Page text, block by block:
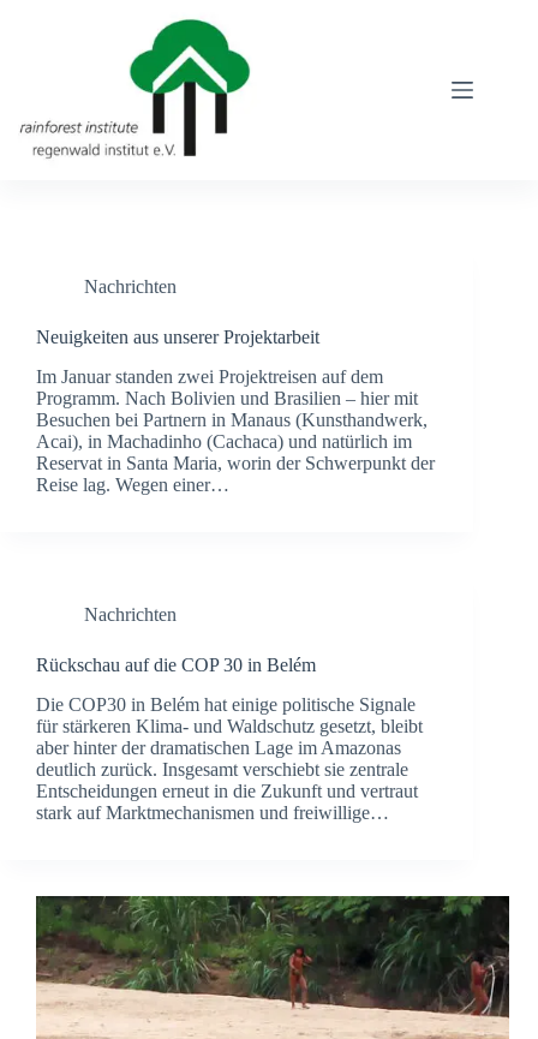
Nachrichten
Neuigkeiten aus unserer Projektarbeit
Im Januar standen zwei Projektreisen auf dem
Programm. Nach Bolivien und Brasilien – hier mit
Besuchen bei Partnern in Manaus (Kunsthandwerk,
Acai), in Machadinho (Cachaca) und natürlich im
Reservat in Santa Maria, worin der Schwerpunkt der
Reise lag. Wegen einer…
Nachrichten
Rückschau auf die COP 30 in Belém
Die COP30 in Belém hat einige politische Signale
für stärkeren Klima- und Waldschutz gesetzt, bleibt
aber hinter der dramatischen Lage im Amazonas
deutlich zurück. Insgesamt verschiebt sie zentrale
Entscheidungen erneut in die Zukunft und vertraut
stark auf Marktmechanismen und freiwillige…